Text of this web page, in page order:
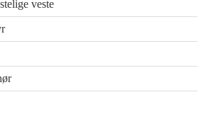
veste